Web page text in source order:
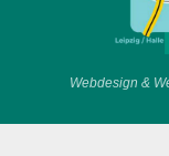
Webdesign &